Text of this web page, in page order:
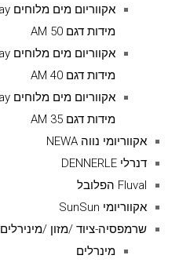
מידות דגם AM 50
מידות דגם AM 40
מידות דגם AM 35
אקווריומי נווה NEWA
דנרלי DENNERLE
Fluval הפלובל
אקווריומי SunSun
שרמפסיה-ציוד /מזון /מינירלים
מינרלים